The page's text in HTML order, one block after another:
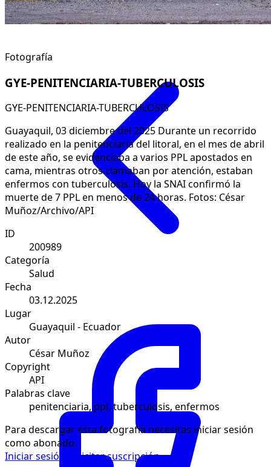
Fotografía
GYE-PENITENCIARIA-TUBERCULOSIS
GYE-PENITENCIARIA-TUBERCULOSIS
Guayaquil, 03 diciembre del 2025 Durante un recorrido
realizado en la penitenciaria del litoral, en el mes de abril
de este año, se evidenciaba a varios PPL apostados en
cama, mientras otros clamaban por atención, estaban
enfermos con tuberculosis. Hoy la SNAI confirmó la
muerte de 7 PPL en menos de 24 horas. Fotos: César
Muñoz/Archivo/API
ID
200989
Categoría
Salud
Fecha
03.12.2025
Lugar
Guayaquil - Ecuador
Autor
César Muñoz
Copyright
API
Palabras clave
penitenciaria, ppl, tuberculosis, enfermos
Para descargar esta fotografía necesitas iniciar sesión
como abonado.
Iniciar sesión
Solicitar suscripción